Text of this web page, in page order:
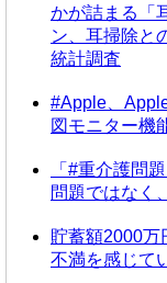
かが詰まる「
ン、耳掃除と
統計調査
#Apple、
図モニター機
「#重介護問
問題ではなく
貯蓄額2000万
不満を感じて